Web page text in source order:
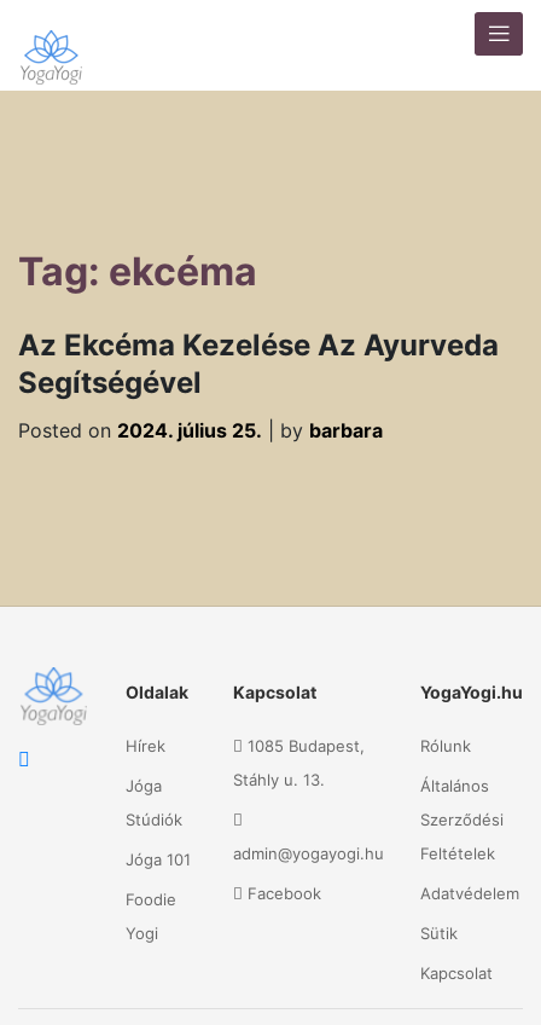
Tag: ekcéma
Az Ekcéma Kezelése Az Ayurveda
Segítségével
Posted on 2024. július 25. by barbara
Oldalak
Hírek
Jóga
Stúdiók
Jóga 101
Foodie
Yogi
Kapcsolat
1085 Budapest,
Stáhly u. 13.
admin@yogayogi.hu
Facebook
YogaYogi.hu
Rólunk
Általános
Szerződési
Feltételek
Adatvédelem
Sütik
Kapcsolat